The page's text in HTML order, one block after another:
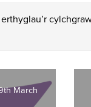
March